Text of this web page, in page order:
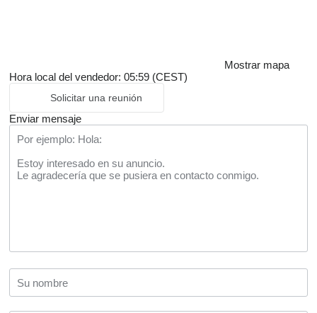
Mostrar mapa
Hora local del vendedor: 05:59 (CEST)
Solicitar una reunión
Enviar mensaje